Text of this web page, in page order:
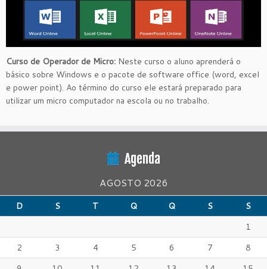
Curso de Operador de Micro: Neste curso o aluno aprenderá o
básico sobre Windows e o pacote de software office (word, excel
e power point). Ao término do curso ele estará preparado para
utilizar um micro computador na escola ou no trabalho.
Agenda
AGOSTO 2026
D S T Q Q S
S
1
2
3 4 5 6 7
8